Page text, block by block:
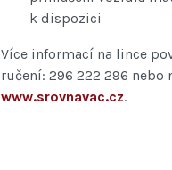
k dispozici
Více informací na lince
ručení: 296 222 296 nebo
www.srovnavac.cz.